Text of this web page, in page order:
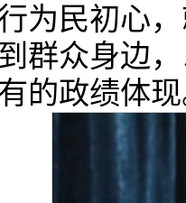
为民初心
群众身边
的政绩体